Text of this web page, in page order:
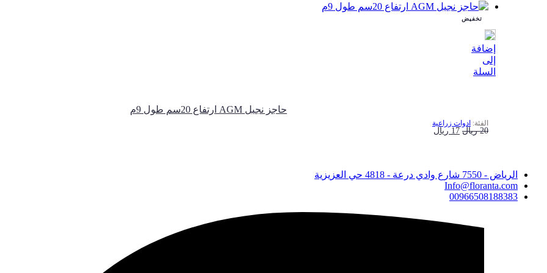
الأصلي الحالي
تخفيض
إضافة
إلى
السلة
ادوات زراعية
حاجز نجيل AGM ارتفاع 20سم طول 9م
20 ريال السعر
20 ريال.
17 ريال
17 ريال.
الرياض - 7550 شارع وادي درعة - 4818 حي العزيزية
Info@floranta.com
00966508188383